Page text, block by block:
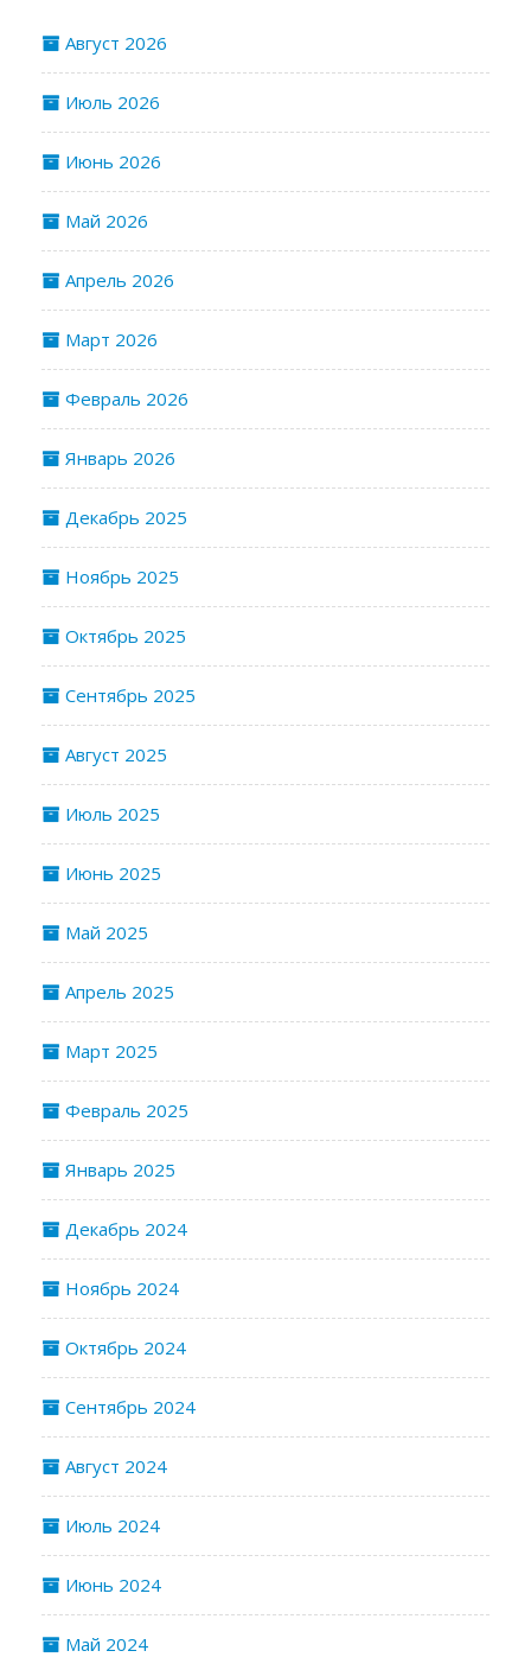
Август 2026
Июль 2026
Июнь 2026
Май 2026
Апрель 2026
Март 2026
Февраль 2026
Январь 2026
Декабрь 2025
Ноябрь 2025
Октябрь 2025
Сентябрь 2025
Август 2025
Июль 2025
Июнь 2025
Май 2025
Апрель 2025
Март 2025
Февраль 2025
Январь 2025
Декабрь 2024
Ноябрь 2024
Октябрь 2024
Сентябрь 2024
Август 2024
Июль 2024
Июнь 2024
Май 2024